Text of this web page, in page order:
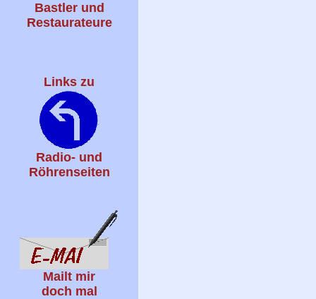
Bastler und
Restaurateure
Links zu
Radio- und
Röhrenseiten
Mailt mir
doch mal